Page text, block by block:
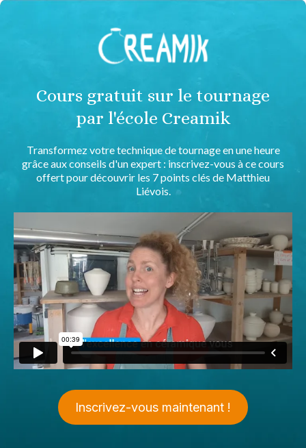
Cours gratuit sur le tournage
par l'école Creamik
Transformez votre technique de tournage en une heure
grâce aux conseils d'un expert : inscrivez-vous à ce cours
offert pour découvrir les 7 points clés de Matthieu
Liévois.
Inscrivez-vous maintenant !